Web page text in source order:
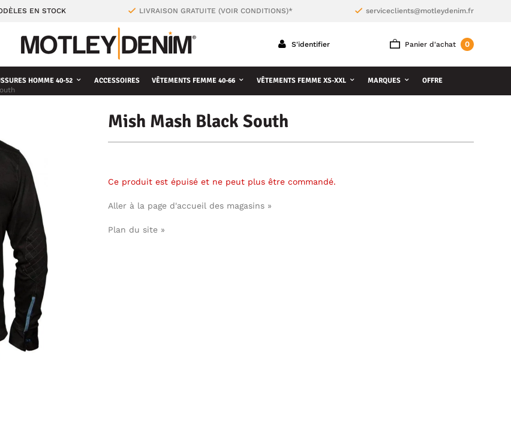
EN STOCK LIVRAISON GRATUITE (VOIR CONDITIONS)* serviceclients@motleydenim.fr
Panier d'achat 0
S'identifier
HOMME 40-52 ACCESSOIRES VÊTEMENTS FEMME 40-66 VÊTEMENTS FEMME XS-XXL MARQUES OFFRE
Mish Mash Black South
Ce produit est épuisé et ne peut plus être commandé.
Aller à la page d'accueil des magasins »
Plan du site »